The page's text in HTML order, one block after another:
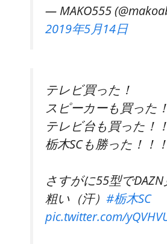
— MAKO555
2019年5月14日
テレビ買った！
スピーカーも買った
テレビ台も買った！
栃木SCも勝った！！
さすがに55型で
粗い（汗） #栃木SC
pic.twitter.com/